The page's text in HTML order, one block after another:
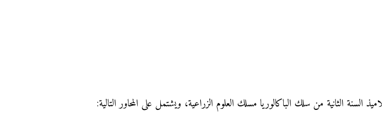
الثانية من سلك الباكالوريا مسلك العلوم الزراعية، ويشتمل على المحاور التالية: